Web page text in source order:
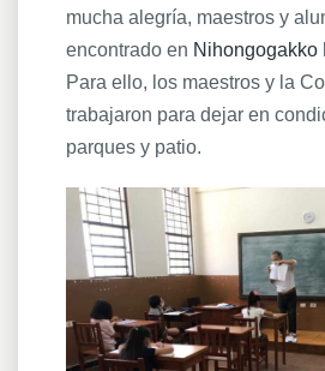
mucha alegría, maestros y
encontrado en Nihongogakko
Para ello, los maestros y la
trabajaron para dejar en
parques y patio.